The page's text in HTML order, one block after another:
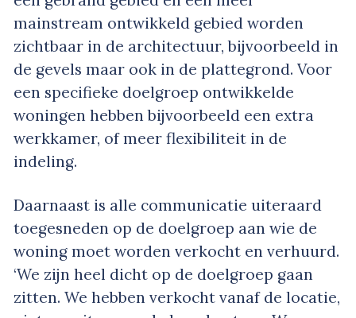
mainstream ontwikkeld gebied worden
zichtbaar in de architectuur, bijvoorbeeld in
de gevels maar ook in de plattegrond. Voor
een specifieke doelgroep ontwikkelde
woningen hebben bijvoorbeeld een extra
werkkamer, of meer flexibiliteit in de
indeling.
Daarnaast is alle communicatie uiteraard
toegesneden op de doelgroep aan wie de
woning moet worden verkocht en verhuurd.
‘We zijn heel dicht op de doelgroep gaan
zitten. We hebben verkocht vanaf de locatie,